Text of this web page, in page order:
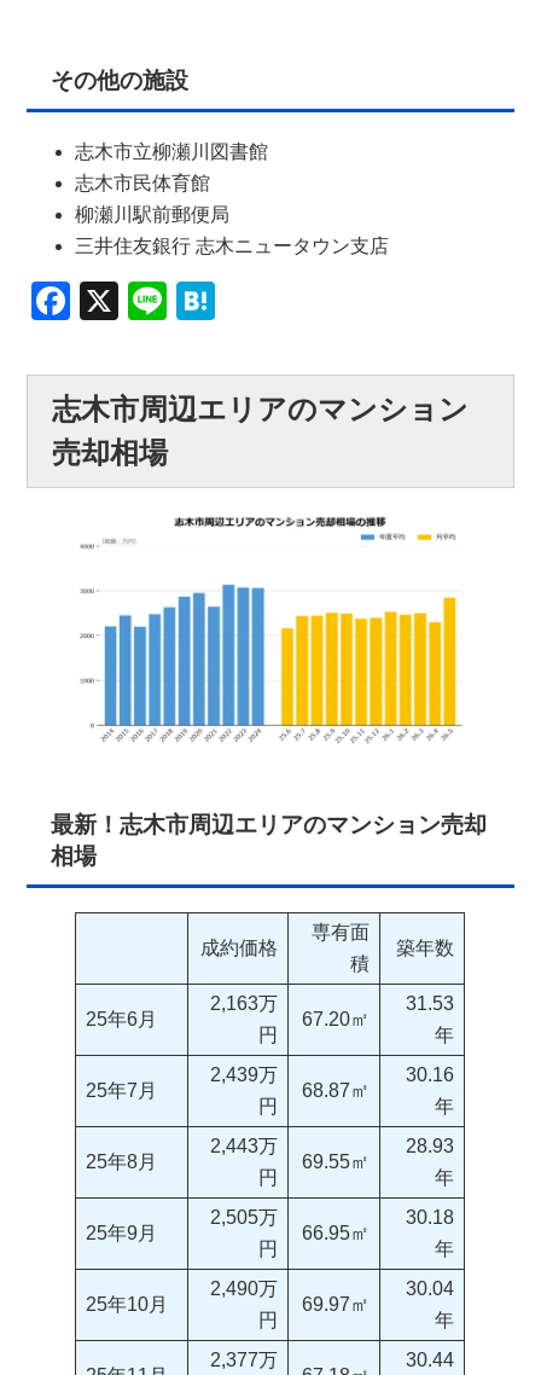
その他の施設
志木市立柳瀬川図書館
志木市民体育館
柳瀬川駅前郵便局
三井住友銀行 志木ニュータウン支店
Facebook
X Line
志木市周辺エリアのマンション
売却相場
最新！志木市周辺エリアのマンション売却
相場
成約価格
専有面
積
築年数
25年6月
2,163万
円
67.20㎡
31.53
年
25年7月
2,439万
円
68.87㎡
30.16
年
25年8月
2,443万
円
69.55㎡
28.93
年
25年9月
2,505万
円
66.95㎡
30.18
年
25年10月
2,490万
円
69.97㎡
30.04
年
2,377万
30.44